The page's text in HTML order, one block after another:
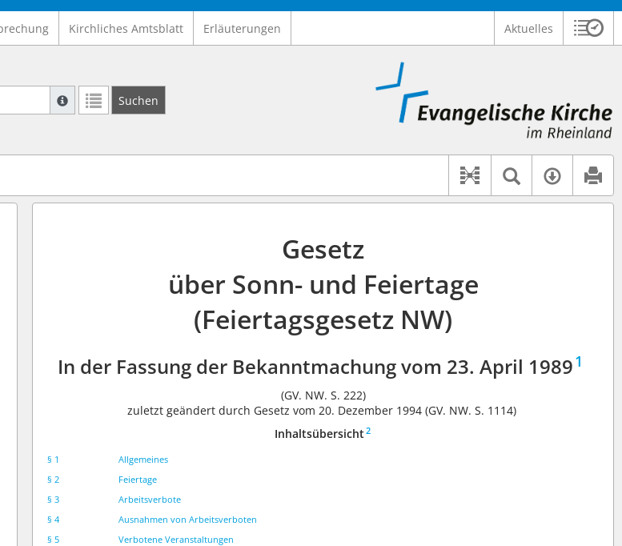
Kirchliches Amtsblatt Erläuterungen Aktuelles
Suche mit Platzhalter "*", Bsp. Pfarrer*, findet auch: "Pfarrerinitiative" oder "Pfarrerausschuss".
Suchen
Logo Ev. Kirche im Rheinland
Dokument-
Textsuche
Gesetz
über Sonn- und Feiertage
(Feiertagsgesetz NW)
In der Fassung der Bekanntmachung vom 23. April 19891
(GV. NW. S. 222)
zuletzt geändert durch Gesetz vom 20. Dezember 1994 (GV. NW. S. 1114)
Inhaltsübersicht 2
§ 1
Allgemeines
§ 2
Feiertage
§ 3
Arbeitsverbote
§ 4
Ausnahmen von Arbeitsverboten
§ 5
Verbotene Veranstaltungen